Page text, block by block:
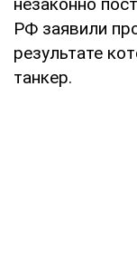
РФ заявили
результате
танкер.